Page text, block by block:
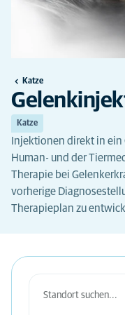
Katze
Katze
Injektionen direkt in
Human- und der
Therapie bei
vorherige
Therapieplan zu